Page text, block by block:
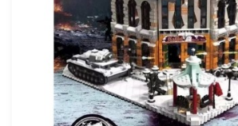
Добавляйте товары
в корзину
Оплачивайте сегодня только